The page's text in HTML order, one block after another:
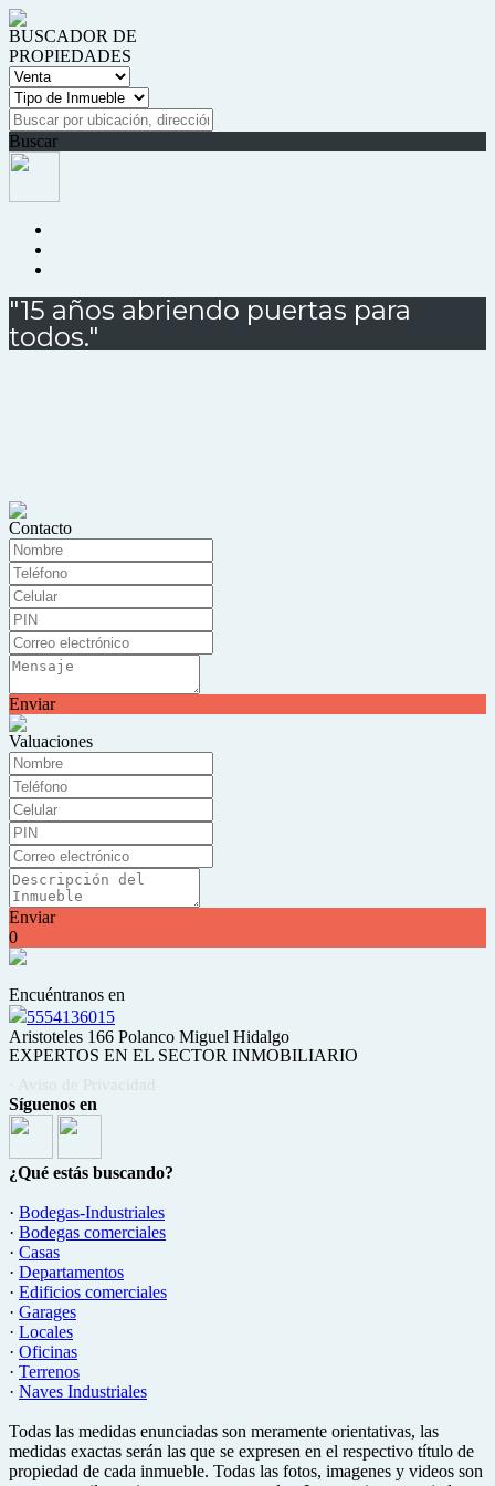
BUSCADOR DE
PROPIEDADES
Buscar
"15 años abriendo puertas para
todos."
Contacto
Enviar
Valuaciones
Enviar
0
Encuéntranos en
5554136015
Aristoteles 166 Polanco Miguel Hidalgo
EXPERTOS EN EL SECTOR INMOBILIARIO
· Aviso de Privacidad
Síguenos en
¿Qué estás buscando?
· Bodegas-Industriales
· Bodegas comerciales
· Casas
· Departamentos
· Edificios comerciales
· Garages
· Locales
· Oficinas
· Terrenos
· Naves Industriales
Todas las medidas enunciadas son meramente orientativas, las
medidas exactas serán las que se expresen en el respectivo título de
propiedad de cada inmueble. Todas las fotos, imagenes y videos son